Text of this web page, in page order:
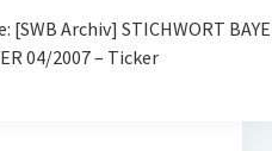
Archiv] STICHWORT
04/2007 – Ticker